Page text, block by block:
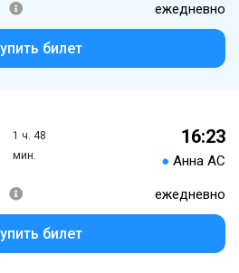
ежедневно
билет
1 ч. 48
мин.
16:23
● Анна АС
ежедневно
билет